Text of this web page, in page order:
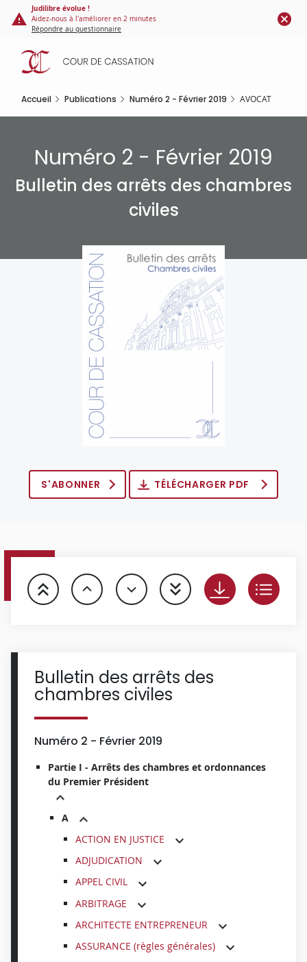
Panneau de gestion des cookies
contenu
principal
Judilibre évolue !
Aidez-nous à l'améliorer en 2 minutes
Répondre au questionnaire
Accueil Publications Numéro 2 - Février 2019 AVOCAT
Numéro 2 - Février 2019
Bulletin des arrêts des chambres
civiles
S'ABONNER TÉLÉCHARGER PDF
Bulletin des arrêts des
chambres civiles
Numéro 2 - Février 2019
Partie I - Arrêts des chambres et ordonnances
du Premier Président
A
ACTION EN JUSTICE
ADJUDICATION
APPEL CIVIL
ARBITRAGE
ARCHITECTE ENTREPRENEUR
ASSURANCE (règles générales)